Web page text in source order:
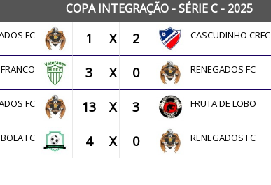
COPA INTEGRAÇÃO - SÉRIE C - 2025
FC 1 X 2 CASCUDINHO CRFC
3 X 0 RENEGADOS FC
FC 13 X 3 FRUTA DE LOBO
FC 4 X 0 RENEGADOS FC